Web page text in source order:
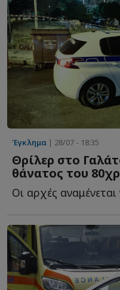
Έγκλημα | 28/07 - 18:35
Θρίλερ στο
θάνατος του